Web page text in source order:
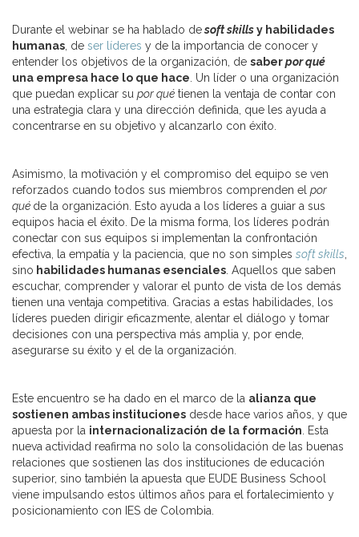
Durante el webinar se ha hablado desoft skillsy habilidades
humanas , de ser líderes y de la importancia de conocer y
entender los objetivos de la organización, de saberpor qué
una empresa hace lo que hace . Un líder o una organización
que puedan explicar su por qué tienen la ventaja de contar con
una estrategia clara y una dirección definida, que les ayuda a
concentrarse en su objetivo y alcanzarlo con éxito.
Asimismo, la motivación y el compromiso del equipo se ven
reforzados cuando todos sus miembros comprenden el por
qué de la organización. Esto ayuda a los líderes a guiar a sus
equipos hacia el éxito. De la misma forma, los líderes podrán
conectar con sus equipos si implementan la confrontación
efectiva, la empatía y la paciencia, que no son simples soft skills
sino habilidades humanas esenciales . Aquellos que saben
escuchar, comprender y valorar el punto de vista de los demás
tienen una ventaja competitiva. Gracias a estas habilidades, los
líderes pueden dirigir eficazmente, alentar el diálogo y tomar
decisiones con una perspectiva más amplia y, por ende,
asegurarse su éxito y el de la organización.
Este encuentro se ha dado en el marco de la alianza que
sostienen ambas instituciones desde hace varios años, y que
apuesta por la internacionalización de la formación . Esta
nueva actividad reafirma no solo la consolidación de las buenas
relaciones que sostienen las dos instituciones de educación
superior, sino también la apuesta que EUDE Business School
viene impulsando estos últimos años para el fortalecimiento y
posicionamiento con IES de Colombia.